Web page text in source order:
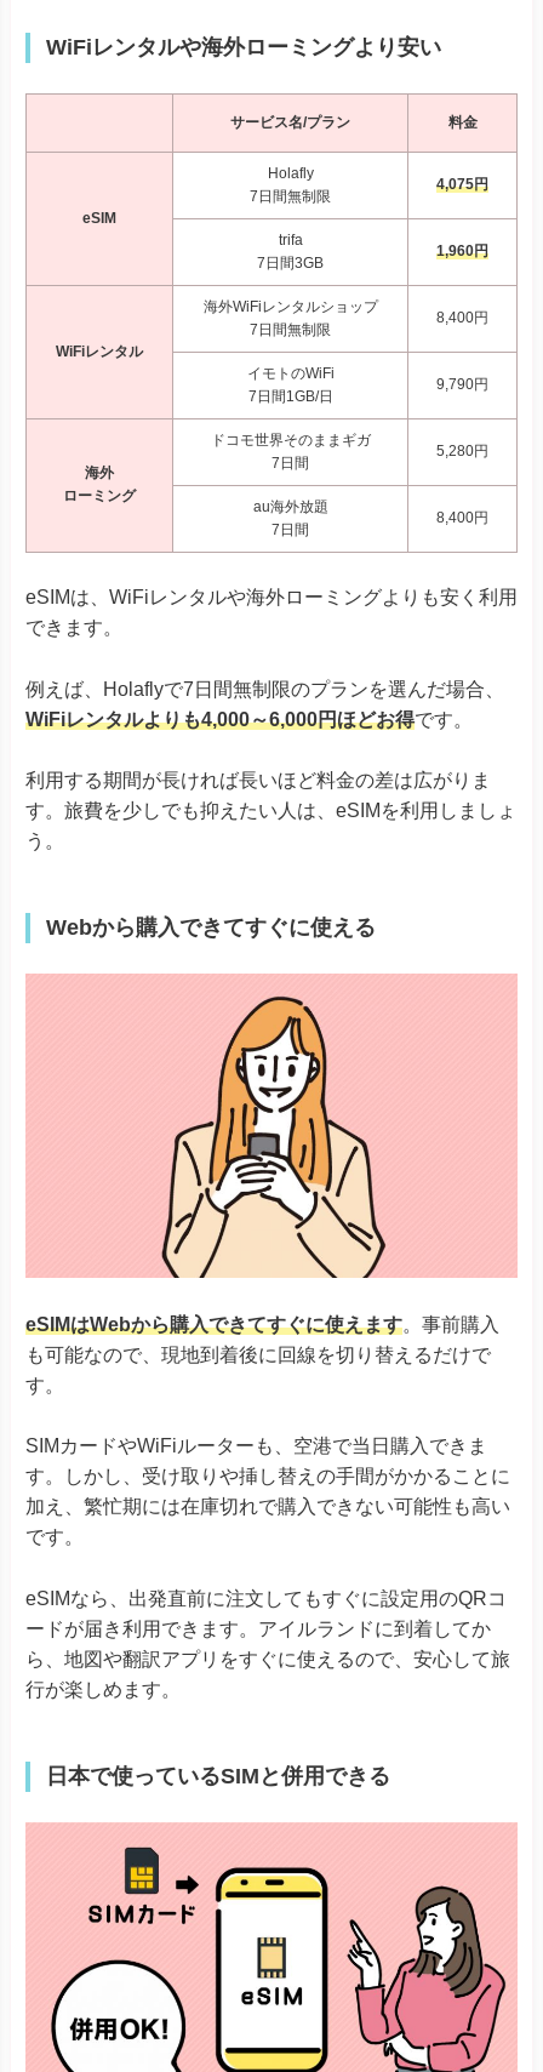
WiFiレンタルや海外ローミングより安い
サービス名/プラン 料金
eSIM
Holafly
7日間無制限
4,075円
trifa
7日間3GB
1,960円
WiFiレンタル
海外WiFiレンタルショップ
7日間無制限
8,400円
イモトのWiFi
7日間1GB/日
9,790円
海外
ローミング
ドコモ世界そのままギガ
7日間
5,280円
au海外放題
7日間
8,400円
eSIMは、WiFiレンタルや海外ローミングよりも安く利用
できます。
例えば、Holaflyで7日間無制限のプランを選んだ場合、
WiFiレンタルよりも4,000～6,000円ほどお得です。
利用する期間が長ければ長いほど料金の差は広がりま
す。旅費を少しでも抑えたい人は、eSIMを利用しましょ
う。
Webから購入できてすぐに使える
eSIMはWebから購入できてすぐに使えます。事前購入
も可能なので、現地到着後に回線を切り替えるだけで
す。
SIMカードやWiFiルーターも、空港で当日購入できま
す。しかし、受け取りや挿し替えの手間がかかることに
加え、繁忙期には在庫切れで購入できない可能性も高い
です。
eSIMなら、出発直前に注文してもすぐに設定用のQRコ
ードが届き利用できます。アイルランドに到着してか
ら、地図や翻訳アプリをすぐに使えるので、安心して旅
行が楽しめます。
日本で使っているSIMと併用できる